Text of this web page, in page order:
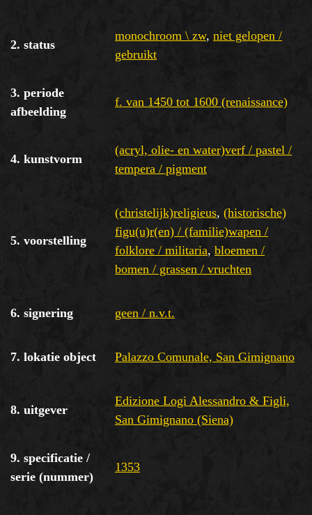
2. status
monochroom \ zw, niet gelopen /
gebruikt
3. periode
afbeelding
f. van 1450 tot 1600 (renaissance)
4. kunstvorm
(acryl, olie- en water)verf / pastel /
tempera / pigment
5. voorstelling
(christelijk)religieus, (historische)
figu(u)r(en) / (familie)wapen /
folklore / militaria, bloemen /
bomen / grassen / vruchten
6. signering geen / n.v.t.
7. lokatie object Palazzo Comunale, San Gimignano
8. uitgever
Edizione Logi Alessandro & Figli,
San Gimignano (Siena)
9. specificatie /
serie (nummer)
1353